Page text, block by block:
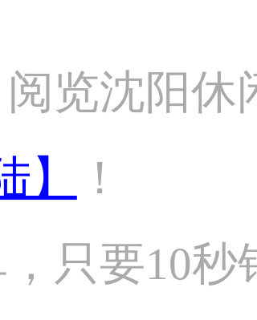
览沈阳休
】
！
只要10秒